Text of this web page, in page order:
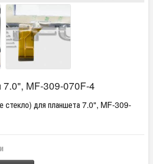
7.0", MF-309-070F-4
стекло) для планшета 7.0", MF-309-